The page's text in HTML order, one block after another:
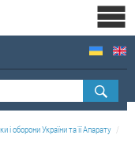
і оборони України та її Апарату